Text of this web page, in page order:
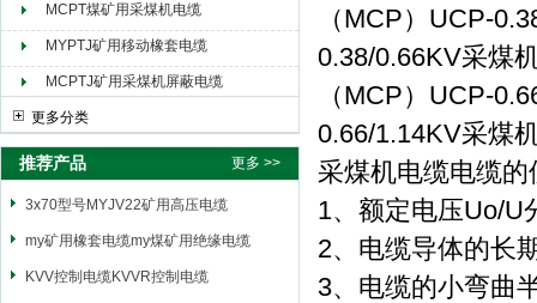
MCPT煤矿用采煤机电缆
MYPTJ矿用移动橡套电缆
MCPTJ矿用采煤机屏蔽电缆
更多分类
推荐产品 更多 >>
3x70型号MYJV22矿用高压电缆
my矿用橡套电缆my煤矿用绝缘电缆
KVV控制电缆KVVR控制电缆
（MCP）UCP-
0.38/0.66KV采煤
（MCP）UCP-
0.66/1.14KV采煤
采煤机电缆电缆的
1、额定电压Uo/U
2、电缆导体的长
3、电缆的小弯曲